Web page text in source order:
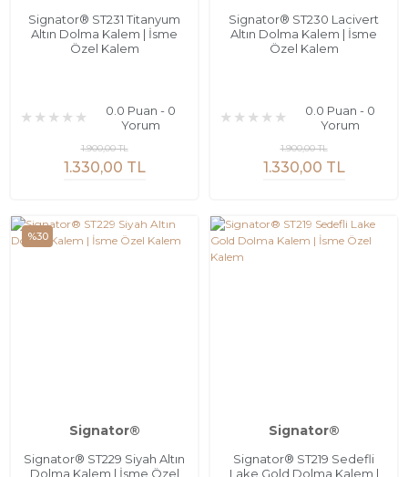
Signator® ST231 Titanyum
Altın Dolma Kalem | İsme
Özel Kalem
0.0 Puan - 0
Yorum
1.330,00 TL
1.900,00 TL
Signator® ST230 Lacivert
Altın Dolma Kalem | İsme
Özel Kalem
0.0 Puan - 0
Yorum
1.330,00 TL
1.900,00 TL
%30
Signator®
Signator® ST229 Siyah Altın
Dolma Kalem | İsme Özel
Signator®
Signator® ST219 Sedefli
Lake Gold Dolma Kalem |